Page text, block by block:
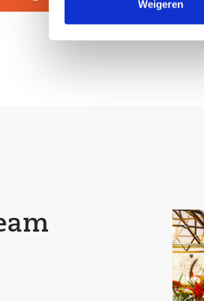
Weigeren
A+ ;
in de woonkamer, hal, toilet